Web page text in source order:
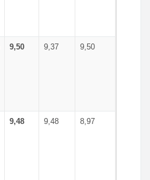
9,50 9,37 9,50
9,48 9,48 8,97